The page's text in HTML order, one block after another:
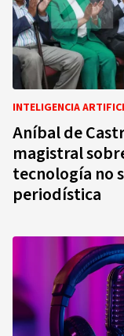
INTELIGENCIA
Aníbal de
magistral
tecnología no
periodística